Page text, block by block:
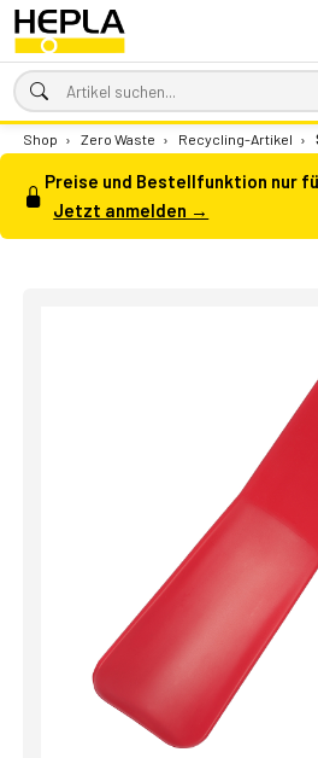
Shop › Zero Waste › Recycling-Artikel ›
Preise und Bestellfunktion nur
Jetzt anmelden →